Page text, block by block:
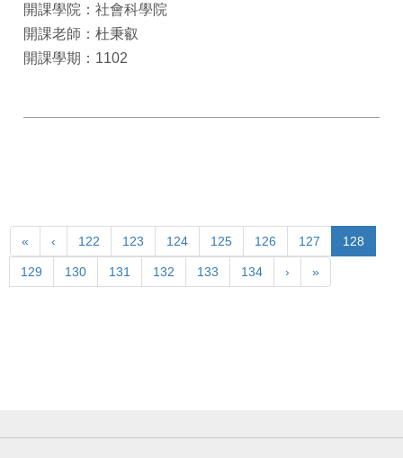
開課學院：社會科學院
開課老師：杜秉叡
開課學期：1102
« ‹ 122 123 124 125 126 127 128
129 130 131 132 133 134 › »